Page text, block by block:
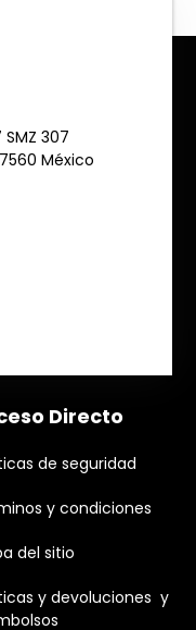
SMZ 307
México
Directo
de seguridad
y condiciones
del sitio
y devoluciones y